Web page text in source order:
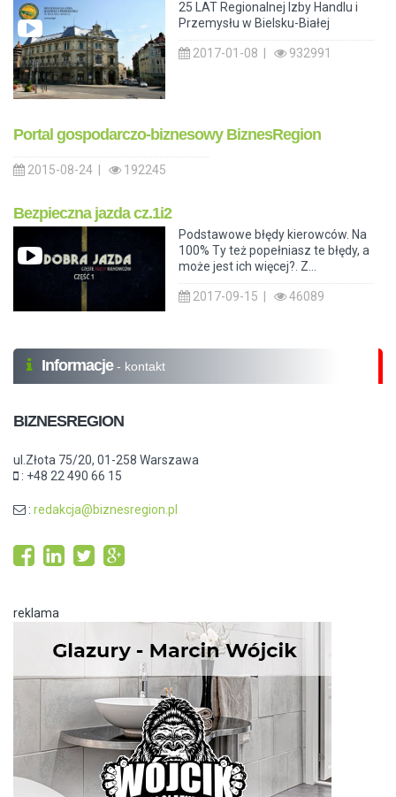
25 LAT Regionalnej Izby Handlu i
Przemysłu w Bielsku-Białej
2017-01-08 | 932991
Portal gospodarczo-biznesowy BiznesRegion
2015-08-24 | 192245
Bezpieczna jazda cz.1i2
Podstawowe błędy kierowców. Na
100% Ty też popełniasz te błędy, a
może jest ich więcej?. Z...
2017-09-15 | 46089
Informacje - kontakt
BIZNESREGION
ul.Złota 75/20, 01-258 Warszawa
: +48 22 490 66 15
: redakcja@biznesregion.pl
reklama